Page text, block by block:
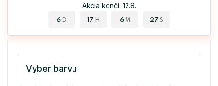
Akcia končí: 12.8.
6 D 17 H 6 M 26 S
Vyber barvu